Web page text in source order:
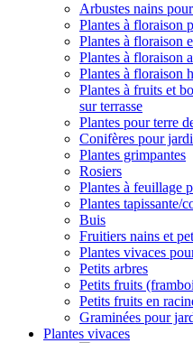
Arbustes nains
Plantes à floraison
Plantes à floraison
Plantes à floraison
Plantes à floraison
Plantes à fruits et
sur terrasse
Plantes pour terre
Conifères pour
Plantes grimpantes
Rosiers
Plantes à feuillage
Plantes tapissante/
Buis
Fruitiers nains et
Plantes vivaces
Petits arbres
Petits fruits
Petits fruits en
Graminées pour
Plantes vivaces